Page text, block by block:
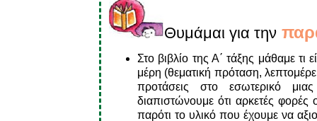
Θυμάμαι για την
Στο βιβλίο της Α΄ τάξης μάθαμε τι
μέρη (θεματική πρόταση,
προτάσεις στο εσωτερικό
διαπιστώνουμε ότι αρκετές φορές
παρότι το υλικό που έχουμε να